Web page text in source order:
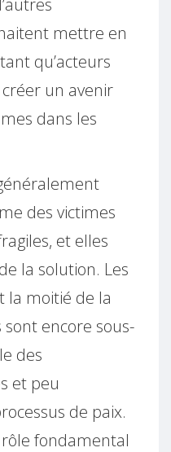
mettre en
qu’acteurs
un avenir
dans les
des victimes
et elles
la solution. Les
la moitié de la
encore sous-
des
et peu
de paix.
fondamental